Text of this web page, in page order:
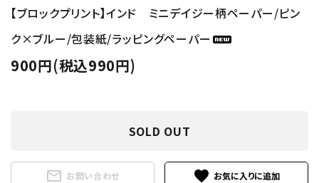
【ブロックプリント】インド ミニデイジー柄ペーパー/ピン
ク×ブルー/包装紙/ラッピングペーパー
900円(税込990円)
SOLD OUT
mail_outline お問い合わせ favorite